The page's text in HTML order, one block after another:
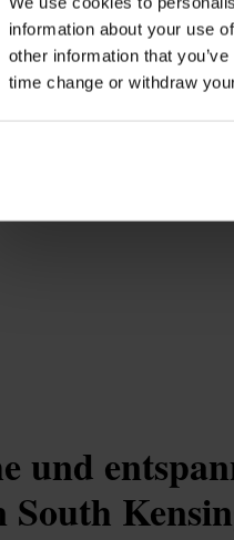
information about your use
other information that
time change or withdraw
W8 5JE, UK
und
South